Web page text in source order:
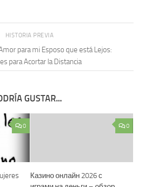
HISTORIA PREVIA
para mi Esposo que está Lejos:
para Acortar la Distancia
GUSTAR...
0 0
Казино онлайн 2026 с